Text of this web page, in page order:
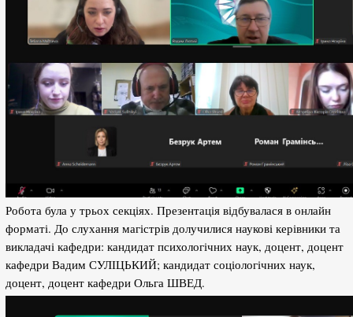
Робота була у трьох секціях. Презентація відбувалася в онлайн
форматі. До слухання магістрів долучилися наукові керівники та
викладачі кафедри: кандидат психологічних наук, доцент, доцент
кафедри Вадим СУЛІЦЬКИЙ; кандидат соціологічних наук,
доцент, доцент кафедри Ольга ШВЕД.